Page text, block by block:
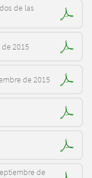
de las
2015
de 2015
de